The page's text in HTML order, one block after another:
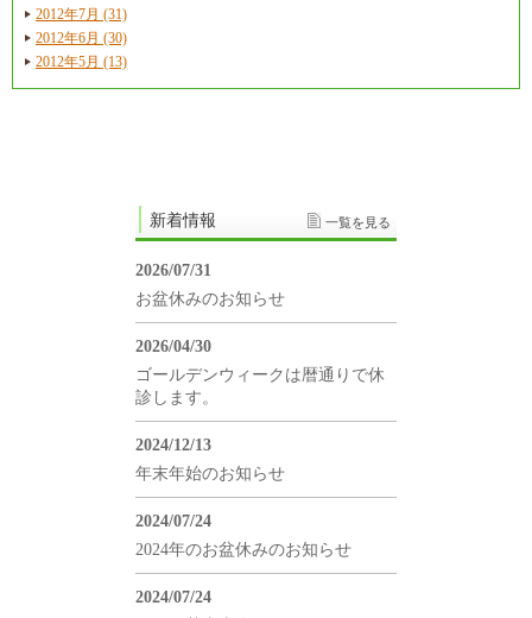
2012年7月 (31)
2012年6月 (30)
2012年5月 (13)
新着情報 一覧を見る
2026/07/31
お盆休みのお知らせ
2026/04/30
ゴールデンウィークは暦通りで休
診します。
2024/12/13
年末年始のお知らせ
2024/07/24
2024年のお盆休みのお知らせ
2024/07/24